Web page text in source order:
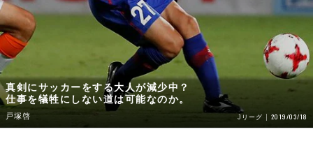
真剣にサッカーをする大人が減少中？
仕事を犠牲にしない道は可能なのか。
戸塚啓 Jリーグ 2019/03/18